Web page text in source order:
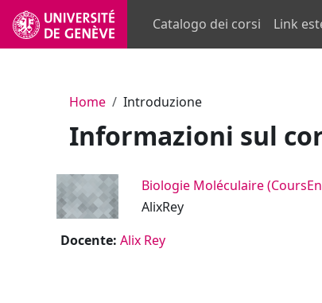
Vai al contenuto principale
Catalogo dei corsi
Link
Home Introduzione
Informazioni sul
Biologie Moléculaire
AlixRey
Docente: Alix Rey